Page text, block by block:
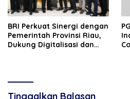
BRI Perkuat Sinergi dengan
Pemerintah Provinsi Riau,
Dukung Digitalisasi dan
Tinggalkan Balasan